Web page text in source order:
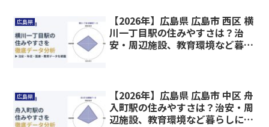
広島県
【2026年】広島県 広島市 西区 横
川一丁目駅の住みやすさは？治
安・周辺施設、教育環境など暮ら
広島県
【2026年】広島県 広島市 中区 舟
入町駅の住みやすさは？治安・周
辺施設、教育環境など暮らしに関